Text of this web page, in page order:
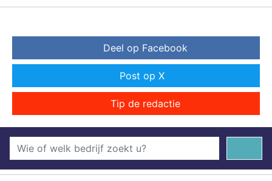
Deel op Facebook
Post op X
Tip de redactie